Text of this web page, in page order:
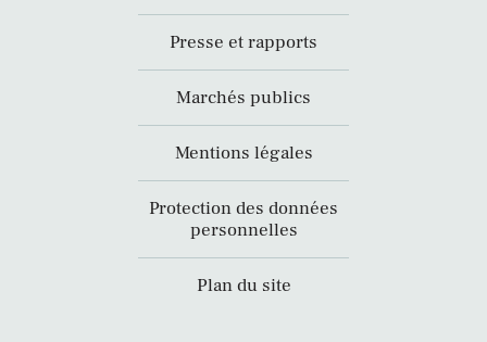
Presse et rapports
Marchés publics
Mentions légales
Protection des données
personnelles
Plan du site